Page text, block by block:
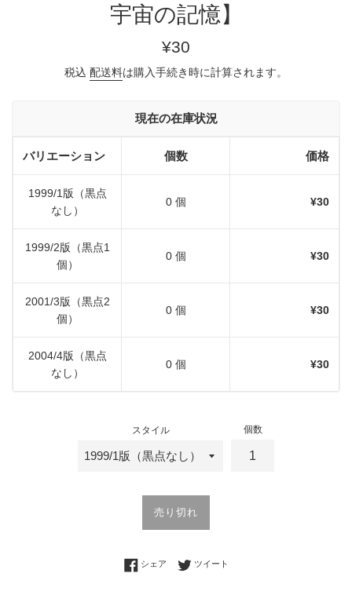
宇宙の記憶】
通
価
¥30
税込 配送料は購入手続き時に計算されます。
現在の在庫状況
バリエーション 個数 価格
1999/1版（黒点
なし）
0 個 ¥30
1999/2版（黒点1
個）
0 個 ¥30
2001/3版（黒点2
個）
0 個 ¥30
2004/4版（黒点
なし）
0 個 ¥30
スタイル 個数
売り切れ
シェアFacebookでシェアする
ツイート